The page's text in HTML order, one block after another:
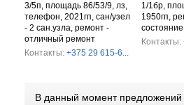
3/5п, площадь 86/53/9, лз,
телефон, 2021гп, сан/узел
- 2 сан.узла, ремонт -
отличный ремонт
Контакты: +375 29 615-6...
1/1бр,
1950гп,
состояние
Контакты:
В данный момент предложений